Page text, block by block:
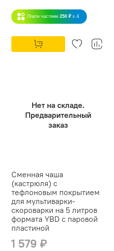
Плати частями 250 ₽ x 4
Нет на складе.
Предварительный
заказ
Сменная чаша
(кастрюля) с
тефлоновым покрытием
для мультиварки-
скороварки на 5 литров
формата YBD с паровой
пластиной
1 579 ₽